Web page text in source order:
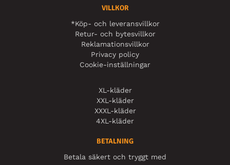
VILLKOR
*Köp- och leveransvillkor
Retur- och bytesvillkor
Reklamationsvillkor
Privacy policy
Cookie-inställningar
XL-kläder
XXL-kläder
XXXL-kläder
4XL-kläder
BETALNING
Betala säkert och tryggt med